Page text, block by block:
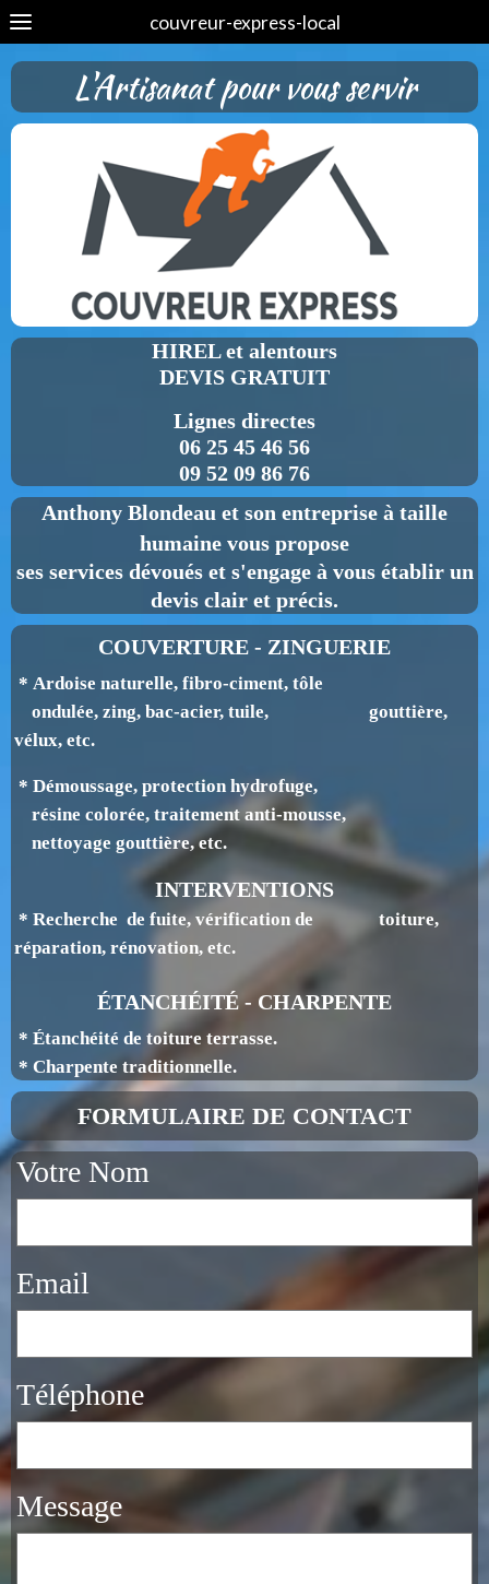
couvreur-express-local
L'Artisanat pour vous servir
HIREL et alentours
DEVIS GRATUIT
Lignes directes
06 25 45 46 56
09 52 09 86 76
Anthony Blondeau et son entreprise à taille
humaine vous propose
ses services dévoués et s'engage à vous établir un
devis clair et précis.
COUVERTURE - ZINGUERIE
* Ardoise naturelle, fibro-ciment, tôle
ondulée, zing, bac-acier, tuile, gouttière,
vélux, etc.
* Démoussage, protection hydrofuge,
résine colorée, traitement anti-mousse,
nettoyage gouttière, etc.
INTERVENTIONS
* Recherche de fuite, vérification de toiture,
réparation, rénovation, etc.
ÉTANCHÉITÉ - CHARPENTE
* Étanchéité de toiture terrasse.
* Charpente traditionnelle.
FORMULAIRE DE CONTACT
Votre Nom
Email
Téléphone
Message